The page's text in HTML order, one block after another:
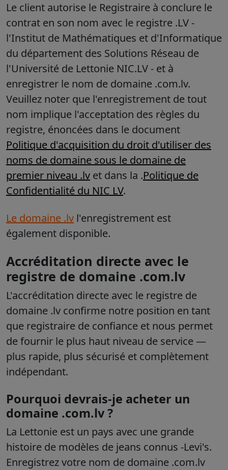
Le client autorise le Registraire à conclure le
contrat en son nom avec le registre .LV -
l'Institut de Mathématiques et d'Informatique
du département des Solutions Réseau de
l'Université de Lettonie NIC.LV - et à
enregistrer le nom de domaine .com.lv.
Veuillez noter que l'enregistrement de tout
nom implique l'acceptation des règles du
registre, énoncées dans le document
Politique d'acquisition du droit d'utiliser des
noms de domaine sous le domaine de
premier niveau .lv et dans la .Politique de
Confidentialité du NIC LV.
Le domaine .lv l'enregistrement est
également disponible.
Accréditation directe avec le
registre de domaine .com.lv
L'accréditation directe avec le registre de
domaine .lv confirme notre position en tant
que registraire de confiance et nous permet
de fournir le plus haut niveau de service —
plus rapide, plus sécurisé et complètement
indépendant.
Pourquoi devrais-je acheter un
domaine .com.lv ?
La Lettonie est un pays avec une grande
histoire de modèles de jeans connus -Levi's.
Enregistrez votre nom de domaine .com.lv